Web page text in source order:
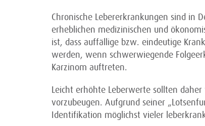
Chronische Lebererkrankungen sind in
erheblichen medizinischen und
ist, dass auffällige bzw. eindeutige
werden, wenn schwerwiegende
Karzinom auftreten.
Leicht erhöhte Leberwerte sollten
vorzubeugen. Aufgrund seiner
Identifikation möglichst vieler